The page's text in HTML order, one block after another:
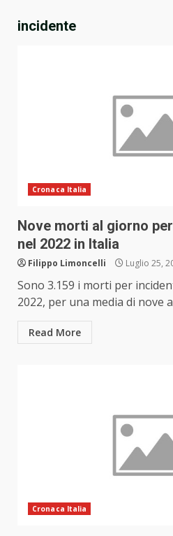
incidente
Cronaca Italia
Nove morti al giorno
nel 2022 in Italia
Filippo Limoncelli Luglio 25,
Sono 3.159 i morti per
2022, per una media di nove
Read More
Cronaca Italia